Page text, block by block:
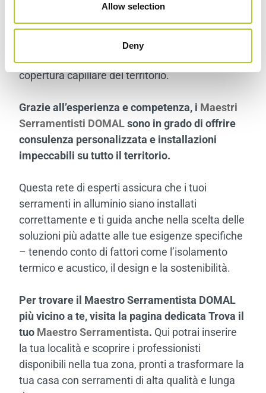
Allow selection
Deny
In Calabria, DOMAL vanta una piccola rete di
Maestri Serramentisti altamente qualificati,
pronti a fornire un servizio di eccellenza con una
copertura capillare del territorio.
Grazie all’esperienza e competenza, i Maestri
Serramentisti DOMALsono in grado di offrire
consulenza personalizzata e installazioni
impeccabili su tutto il territorio.
Questa rete di esperti assicura che i tuoi
serramenti in alluminio siano installati
correttamente e ti guida anche nella scelta delle
soluzioni più adatte alle tue esigenze specifiche
– tenendo conto di fattori come l’isolamento
termico e acustico, il design e la sostenibilità.
Per trovare il Maestro Serramentista DOMAL
più vicino a te, visita la pagina dedicata Trova il
tuo Maestro Serramentista. Qui potrai inserire
la tua località e scoprire i professionisti
disponibili nella tua zona, pronti a trasformare la
tua casa con serramenti di alta qualità e lunga